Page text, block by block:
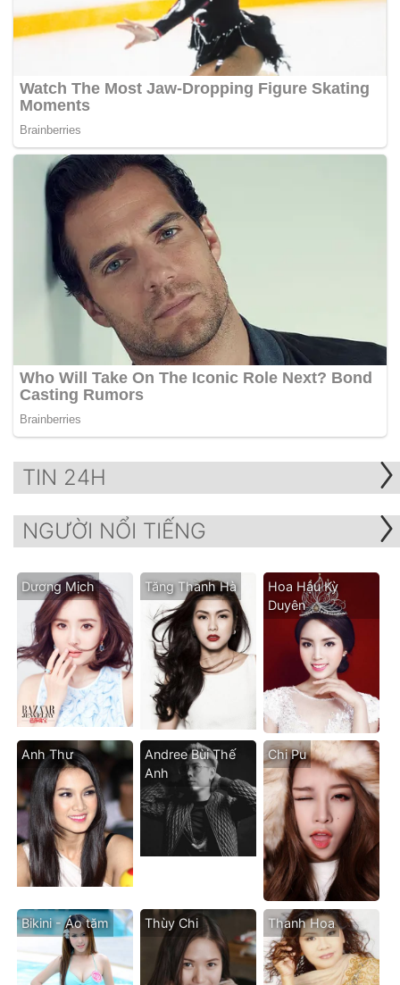
TIN 24H
NGƯỜI NỔI TIẾNG
Dương Mịch Tăng Thanh Hà
Hoa Hậu Kỳ
Duyên
Anh Thư
Andree Bùi Thế
Anh
Chi Pu
Bikini - Áo tăm Thùy Chi Thanh Hoa